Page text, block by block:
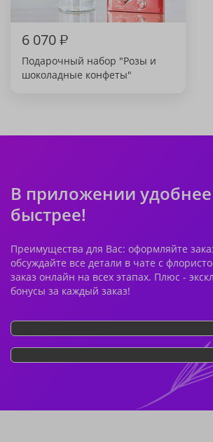
6 070₽
Подарочный набор "Розы и
шоколадные конфеты"
В приложении
быстрее!
Преимущества для Вас: оформляйте
обсуждайте все детали в чате с
заказ онлайн на всех этапах. Плюс -
бонусы за каждый заказ!